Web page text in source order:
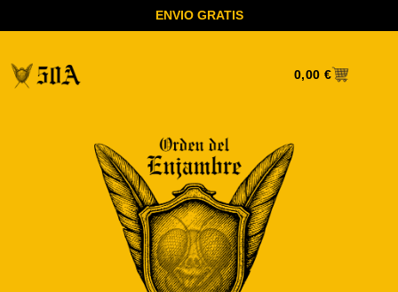
ENVIO GRATIS
0,00 €